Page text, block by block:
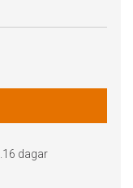
16 dagar